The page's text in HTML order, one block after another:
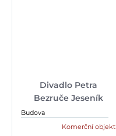
Divadlo Petra
Bezruče Jeseník
Budova
Komerční objekt